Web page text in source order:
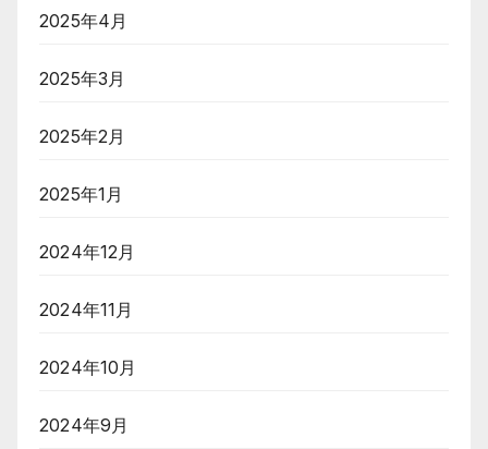
2025年4月
2025年3月
2025年2月
2025年1月
2024年12月
2024年11月
2024年10月
2024年9月